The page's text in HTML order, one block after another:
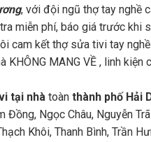
, với đội ngũ thợ tay nghề
miễn phí, báo giá trước khi
cam kết thợ sửa tivi tay
MANG VỀ , linh kiện
tại nhà toàn thành phố Hải
Đồng, Ngọc Châu, Nguyễn
Khôi, Thanh Bình, Trần